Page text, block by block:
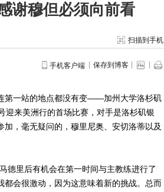
谢穆但必须向前看
扫描到手机
手机客户端 保存到博客
一站的地点都没有变——加州大学洛杉矶
迎来美洲行的首场比赛，对手是洛杉矶银
，毫无疑问的，穆里尼奥、安切洛蒂以及
里后有机会在第一时间与主教练进行了
会很激动，因为这意味着新的挑战。总而